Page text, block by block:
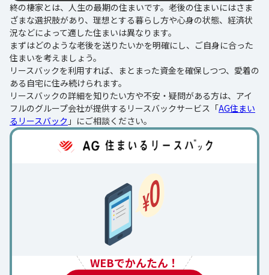
終の棲家とは、人生の最期の住まいです。老後の住まいにはさま
ざまな選択肢があり、理想とする暮らし方や心身の状態、経済状
況などによって適した住まいは異なります。
まずはどのような老後を送りたいかを明確にし、ご自身に合った
住まいを考えましょう。
リースバックを利用すれば、まとまった資金を確保しつつ、愛着の
ある自宅に住み続けられます。
リースバックの詳細を知りたい方や不安・疑問がある方は、アイ
フルのグループ会社が提供するリースバックサービス「AG住まい
るリースバック 」にご相談ください。
WEBでかんたん！